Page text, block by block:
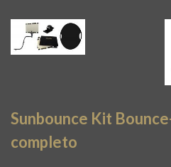
Sunbounce Kit
completo